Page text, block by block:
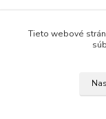
+421 940 949
Tieto webové